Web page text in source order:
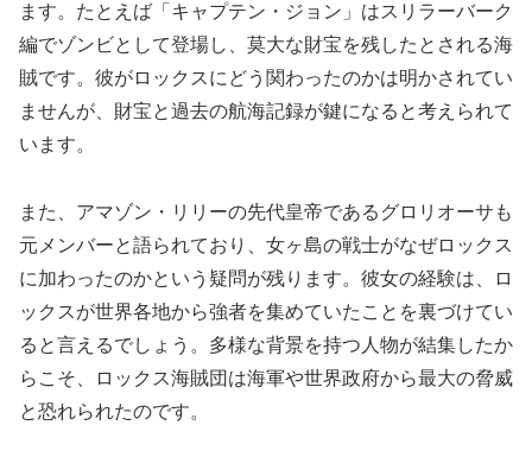
ます。たとえば「キャプテン・ジョン」はスリラーバーク
編でゾンビとして登場し、莫大な財宝を残したとされる海
賊です。彼がロックスにどう関わったのかは明かされてい
ませんが、財宝と過去の航海記録が鍵になると考えられて
います。
また、アマゾン・リリーの先代皇帝であるグロリオーサも
元メンバーと語られており、女ヶ島の戦士がなぜロックス
に加わったのかという疑問が残ります。彼女の経験は、ロ
ックスが世界各地から強者を集めていたことを裏づけてい
ると言えるでしょう。多様な背景を持つ人物が結集したか
らこそ、ロックス海賊団は海軍や世界政府から最大の脅威
と恐れられたのです。